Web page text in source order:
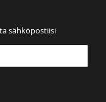
sähköpostiisi